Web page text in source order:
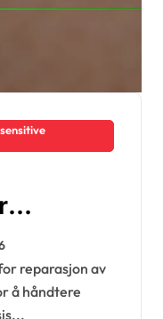
å håndtere